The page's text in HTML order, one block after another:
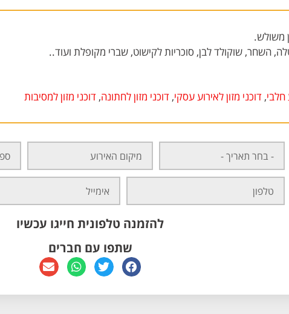
משולש.
השחר, שוקולד לבן, סוכריות לקישוט, שברי מקופלת ועוד..
חלבי, דוכני מזון לאירוע עסקי, דוכני מזון לחתונה, דוכני מזון למסיבות
להזמנה טלפונית חייגו עכשיו
שתפו עם חברים